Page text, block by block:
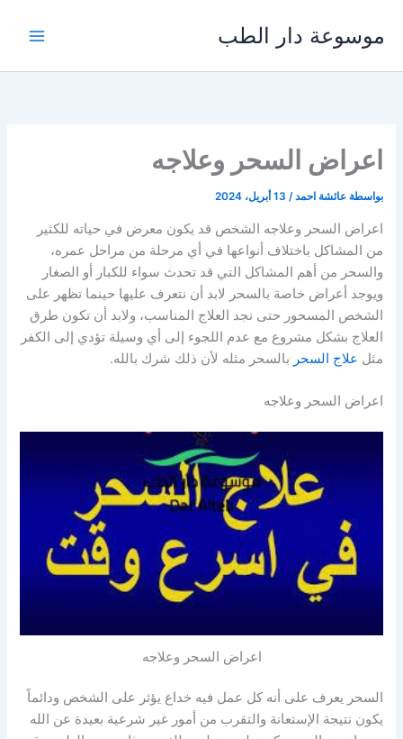
المحتوى
موسوعة دار الطب
اعراض السحر وعلاجه
بواسطة عائشة احمد/ 13 أبريل، 2024
اعراض السحر وعلاجه الشخص قد يكون معرض في حياته للكثير
من المشاكل باختلاف أنواعها في أي مرحلة من مراحل عمره،
والسحر من أهم المشاكل التي قد تحدث سواء للكبار أو الصغار
ويوجد أعراض خاصة بالسحر لابد أن نتعرف عليها حينما تظهر على
الشخص المسحور حتى نجد العلاج المناسب، ولابد أن تكون طرق
العلاج بشكل مشروع مع عدم اللجوء إلى أي وسيلة تؤدي إلى الكفر
مثل علاج السحر بالسحر مثله لأن ذلك شرك بالله.
اعراض السحر وعلاجه
اعراض السحر وعلاجه
السحر يعرف على أنه كل عمل فيه خداع يؤثر على الشخص ودائماً
يكون نتيجة الإستعانة والتقرب من أمور غير شرعية بعيدة عن الله